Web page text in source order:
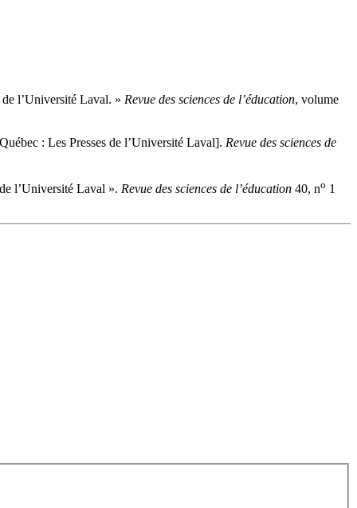
de l’Université Laval. » Revue des sciences de l’éducation, volume
: Les Presses de l’Université Laval]. Revue des sciences de
l’Université Laval ». Revue des sciences de l’éducation 40, no 1